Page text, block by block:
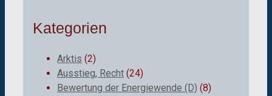
Kategorien
Arktis (2)
Ausstieg, Recht (24)
Bewertung der Energiewende (D) (8)